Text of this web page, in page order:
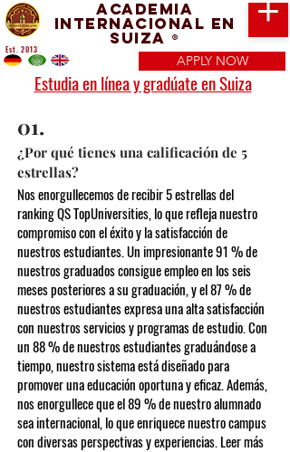
Academia
Internacional en
Suiza ®
APPLY NOW
Estudia en línea y gradúate en Suiza
Est. 2013
01.
¿Por qué tienes una calificación de 5
estrellas?
Nos enorgullecemos de recibir 5 estrellas del
ranking QS TopUniversities, lo que refleja nuestro
compromiso con el éxito y la satisfacción de
nuestros estudiantes. Un impresionante 91 % de
nuestros graduados consigue empleo en los seis
meses posteriores a su graduación, y el 87 % de
nuestros estudiantes expresa una alta satisfacción
con nuestros servicios y programas de estudio. Con
un 88 % de nuestros estudiantes graduándose a
tiempo, nuestro sistema está diseñado para
promover una educación oportuna y eficaz. Además,
nos enorgullece que el 89 % de nuestro alumnado
sea internacional, lo que enriquece nuestro campus
con diversas perspectivas y experiencias. Leer más